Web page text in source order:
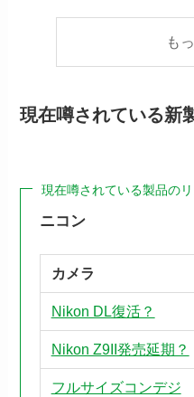
も
現在噂されている新
現在噂されている製品の
ニコン
カメラ
Nikon DL復活？
Nikon Z9II発売延期？
フルサイズコンデジ